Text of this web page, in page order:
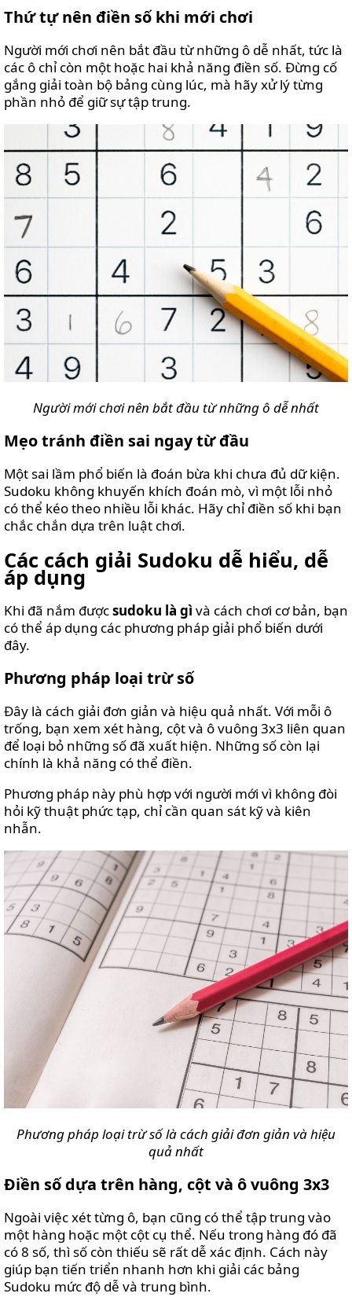
Thứ tự nên điền số khi mới chơi
Người mới chơi nên bắt đầu từ những ô dễ nhất, tức là
các ô chỉ còn một hoặc hai khả năng điền số. Đừng cố
gắng giải toàn bộ bảng cùng lúc, mà hãy xử lý từng
phần nhỏ để giữ sự tập trung.
Người mới chơi nên bắt đầu từ những ô dễ nhất
Mẹo tránh điền sai ngay từ đầu
Một sai lầm phổ biến là đoán bừa khi chưa đủ dữ kiện.
Sudoku không khuyến khích đoán mò, vì một lỗi nhỏ
có thể kéo theo nhiều lỗi khác. Hãy chỉ điền số khi bạn
chắc chắn dựa trên luật chơi.
Các cách giải Sudoku dễ hiểu, dễ
áp dụng
Khi đã nắm đượcsudoku là gì và cách chơi cơ bản, bạn
có thể áp dụng các phương pháp giải phổ biến dưới
đây.
Phương pháp loại trừ số
Đây là cách giải đơn giản và hiệu quả nhất. Với mỗi ô
trống, bạn xem xét hàng, cột và ô vuông 3x3 liên quan
để loại bỏ những số đã xuất hiện. Những số còn lại
chính là khả năng có thể điền.
Phương pháp này phù hợp với người mới vì không đòi
hỏi kỹ thuật phức tạp, chỉ cần quan sát kỹ và kiên
nhẫn.
Phương pháp loại trừ số là cách giải đơn giản và hiệu
quả nhất
Điền số dựa trên hàng, cột và ô vuông 3x3
Ngoài việc xét từng ô, bạn cũng có thể tập trung vào
một hàng hoặc một cột cụ thể. Nếu trong hàng đó đã
có 8 số, thì số còn thiếu sẽ rất dễ xác định. Cách này
giúp bạn tiến triển nhanh hơn khi giải các bảng
Sudoku mức độ dễ và trung bình.